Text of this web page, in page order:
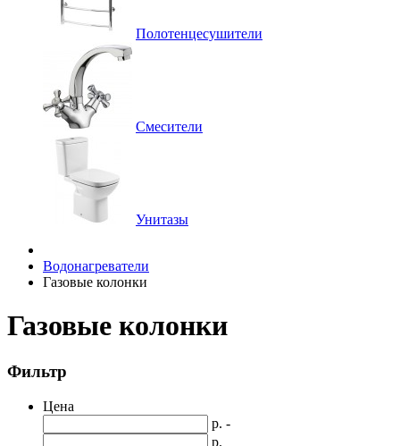
Полотенцесушители
Смесители
Унитазы
Водонагреватели
Газовые колонки
Газовые колонки
Фильтр
Цена
р. -
р.